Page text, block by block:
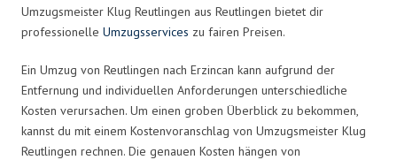
Umzugsmeister Klug Reutlingen aus Reutlingen bietet dir
professionelle Umzugsservices zu fairen Preisen.
Ein Umzug von Reutlingen nach Erzincan kann aufgrund der
Entfernung und individuellen Anforderungen unterschiedliche
Kosten verursachen. Um einen groben Überblick zu bekommen,
kannst du mit einem Kostenvoranschlag von Umzugsmeister Klug
Reutlingen rechnen. Die genauen Kosten hängen von